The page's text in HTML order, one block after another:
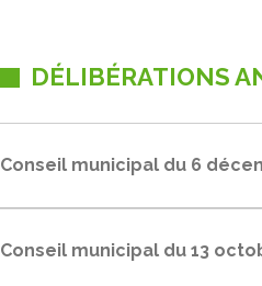
DÉLIBÉRATIONS
Conseil municipal du 6
Conseil municipal du 13